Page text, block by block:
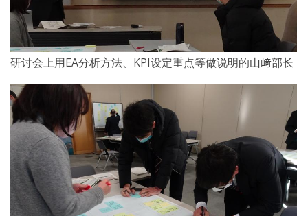
研讨会上用EA分析方法、KPI设定重点等做说明的山﨑部长